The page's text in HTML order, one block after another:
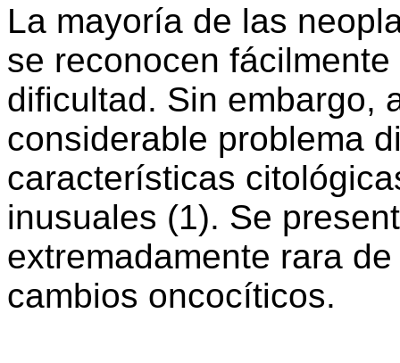
La mayoría de las
se reconocen
dificultad. Sin embargo,
considerable problema
características
inusuales (1). Se
extremadamente rara
cambios oncocíticos.